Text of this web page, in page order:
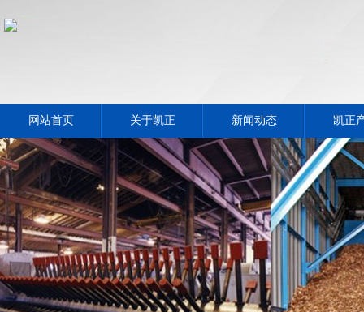
网站首页 关于凯正 新闻动态 凯正